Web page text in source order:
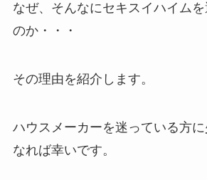
なぜ、そんなにセキスイハイム
のか・・・
その理由を紹介します。
ハウスメーカーを迷っている方
なれば幸いです。